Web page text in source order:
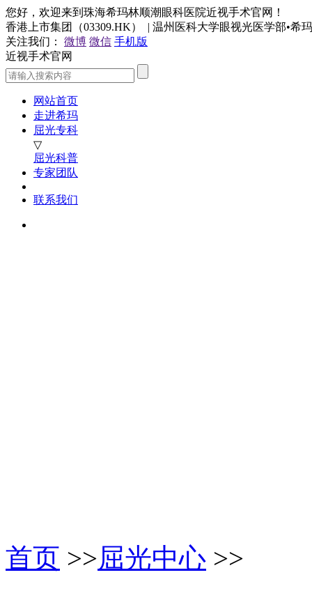
您好，欢迎来到珠海希玛林顺潮眼科医院近视手术官网！
香港上市集团（03309.HK） | 温州医科大学眼视光医学部•希
关注我们：
微博 微信 手机版
近视手术官网
网站首页
走进希玛
屈光专科
▽
屈光科普
专家团队
联系我们
首页 >>屈光中心 >>